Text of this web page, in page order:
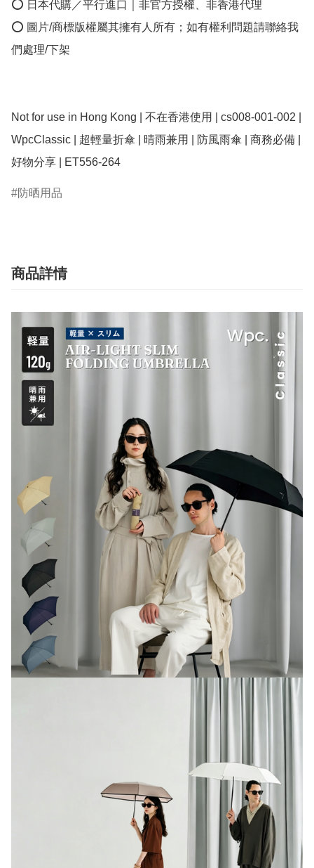
⭕ 日本代購／平行進口｜非官方授權、非香港代理
⭕ 圖片/商標版權屬其擁有人所有；如有權利問題請聯絡我
們處理/下架
Not for use in Hong Kong | 不在香港使用 | cs008-001-002 |
WpcClassic | 超輕量折傘 | 晴雨兼用 | 防風雨傘 | 商務必備 |
防晒用品
商品詳情